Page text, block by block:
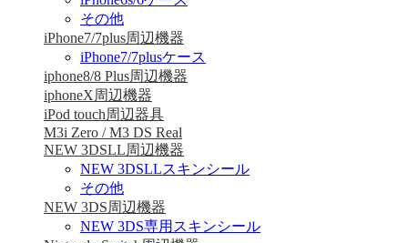
その他
iPhone7/7plus周辺機器
iPhone7/7plusケース
iphone8/8 Plus周辺機器
iphoneX周辺機器
iPod touch周辺器具
M3i Zero / M3 DS Real
NEW 3DSLL周辺機器
NEW 3DSLLスキンシール
その他
NEW 3DS周辺機器
NEW 3DS専用スキンシール